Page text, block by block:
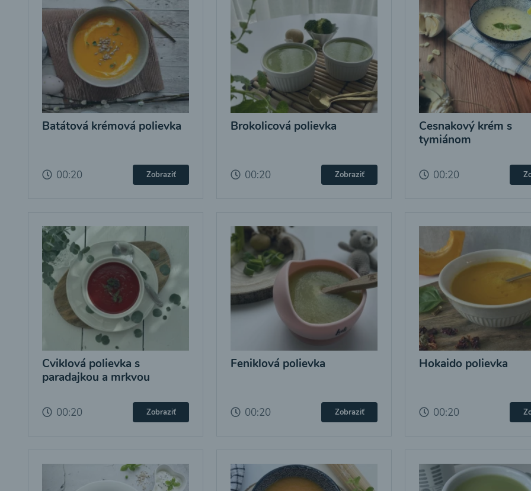
Batátová krémová polievka
00:20 Zobraziť
Brokolicová polievka
00:20 Zobraziť
Cesnakový krém s
tymiánom
00:20
Cviklová polievka s
paradajkou a mrkvou
00:20 Zobraziť
Feniklová polievka
00:20 Zobraziť
Hokaido polievka
00:20